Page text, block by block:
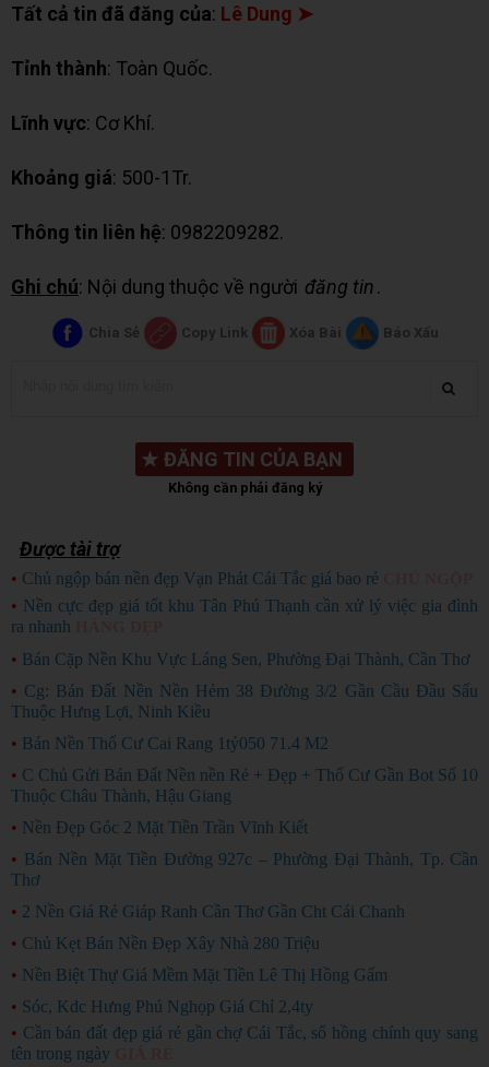
Tất cả tin đã đăng của: Lê Dung ➤
Tỉnh thành: Toàn Quốc.
Lĩnh vực: Cơ Khí.
Khoảng giá: 500-1Tr.
Thông tin liên hệ: 0982209282.
Ghi chú: Nội dung thuộc về người đăng tin.
Chia Sẻ Copy Link Xóa Bài Báo Xấu
★ ĐĂNG TIN CỦA BẠN
Không cần phải đăng ký
Được tài trợ
• Chủ ngộp bán nền đẹp Vạn Phát Cái Tắc giá bao rẻ
• Nền cực đẹp giá tốt khu Tân Phú Thạnh cần xử lý việc gia đình
ra nhanh
• Bán Cặp Nền Khu Vực Láng Sen, Phường Đại Thành, Cần Thơ
• Cg: Bán Đất Nền Nền Hẻm 38 Đường 3/2 Gần Cầu Đầu Sấu
Thuộc Hưng Lợi, Ninh Kiều
• Bán Nền Thổ Cư Cai Rang 1tỷ050 71.4 M2
• C Chủ Gửi Bán Đất Nền nền Rẻ + Đẹp + Thổ Cư Gần Bot Số 10
Thuộc Châu Thành, Hậu Giang
• Nền Đẹp Góc 2 Mặt Tiền Trần Vĩnh Kiết
• Bán Nền Mặt Tiền Đường 927c – Phường Đại Thành, Tp. Cần
Thơ
• 2 Nền Giá Rẻ Giáp Ranh Cần Thơ Gần Cht Cái Chanh
• Chủ Kẹt Bán Nền Đẹp Xây Nhà 280 Triệu
• Nền Biệt Thự Giá Mềm Mặt Tiền Lê Thị Hồng Gấm
• Sóc, Kdc Hưng Phú Nghọp Giá Chỉ 2,4ty
• Cần bán đất đẹp giá rẻ gần chợ Cái Tắc, sổ hồng chính quy sang
tên trong ngày